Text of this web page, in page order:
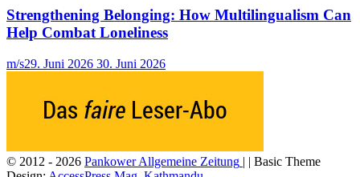
Strengthening Belonging: How Multilingualism Can
Help Combat Loneliness
m/s29. Juni 2026 30. Juni 2026
© 2012 - 2026 Pankower Allgemeine Zeitung | | Basic Theme